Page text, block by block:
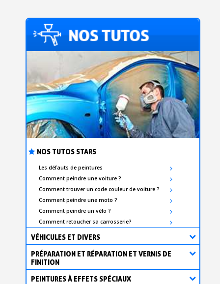
NOS TUTOS STARS
Les défauts de peintures
Comment peindre une voiture ?
Comment trouver un code couleur de voiture ?
Comment peindre une moto ?
Comment peindre un vélo ?
Comment retoucher sa carrosserie?
VÉHICULES ET DIVERS
PRÉPARATION ET RÉPARATION ET VERNIS DE
FINITION
PEINTURES À EFFETS SPÉCIAUX